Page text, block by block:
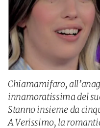
Chiamamifaro,
innamoratissima del
Stanno insieme da
A Verissimo, la